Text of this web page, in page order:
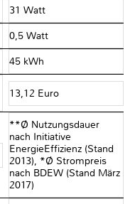
31 Watt
0,5 Watt
45 kWh
13,12 Euro
**Ø Nutzungsdauer
nach Initiative
EnergieEffizienz (Stand
2013), *Ø Strompreis
nach BDEW (Stand März
2017)